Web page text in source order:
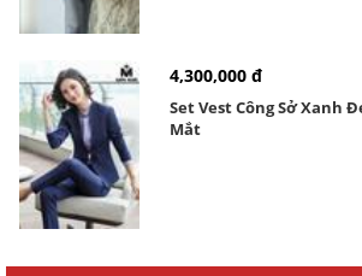
4,300,000 đ
Set Vest Công Sở Xanh
Mắt